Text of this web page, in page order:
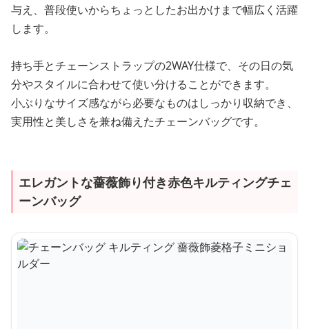
与え、普段使いからちょっとしたお出かけまで幅広く活躍
します。
持ち手とチェーンストラップの2WAY仕様で、その日の気
分やスタイルに合わせて使い分けることができます。
小ぶりなサイズ感ながら必要なものはしっかり収納でき、
実用性と美しさを兼ね備えたチェーンバッグです。
エレガントな薔薇飾り付き赤色キルティングチェ
ーンバッグ